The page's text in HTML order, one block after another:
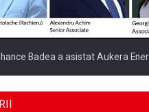
Badea a asistat Aukera